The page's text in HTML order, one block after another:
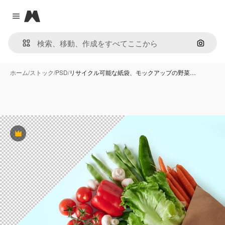
Close menu
Magnific
画像で
ホーム/ストック/PSD/リサイクル可能な紙袋、モックアップの野菜…
Premium